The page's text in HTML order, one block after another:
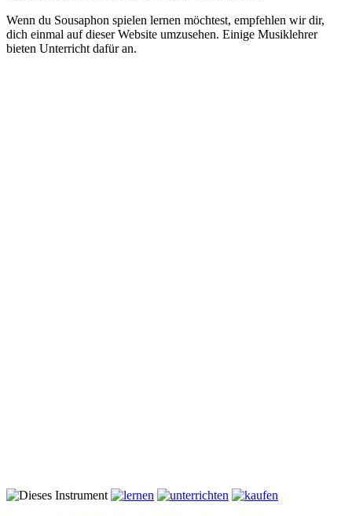
Wenn du Sousaphon spielen lernen möchtest, empfehlen wir dir,
dich einmal auf dieser Website umzusehen. Einige Musiklehrer
bieten Unterricht dafür an.